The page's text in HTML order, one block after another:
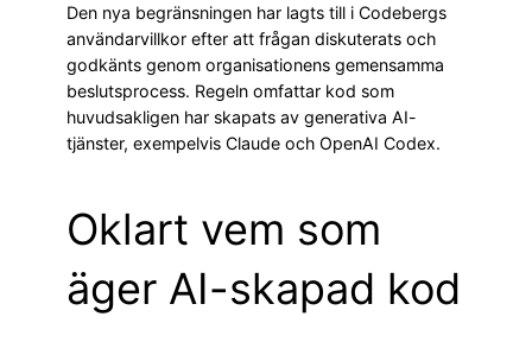
Den nya begränsningen har lagts till i Codebergs
användarvillkor efter att frågan diskuterats och
godkänts genom organisationens gemensamma
beslutsprocess. Regeln omfattar kod som
huvudsakligen har skapats av generativa AI-
tjänster, exempelvis Claude och OpenAI Codex.
Oklart vem som
äger AI-skapad kod